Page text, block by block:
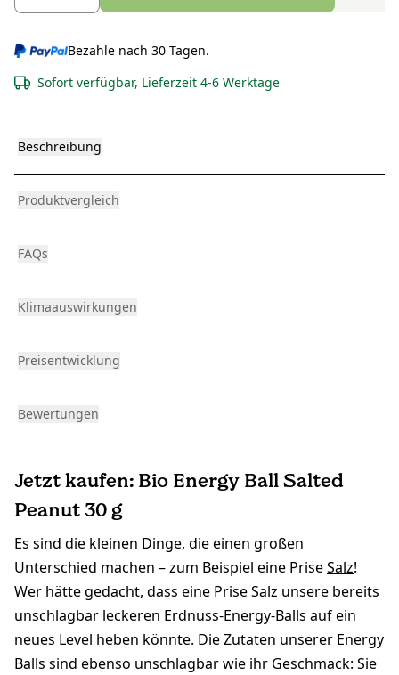
Bezahle nach 30 Tagen.
Sofort verfügbar, Lieferzeit 4-6 Werktage
Beschreibung
Produktvergleich
FAQs
Klimaauswirkungen
Preisentwicklung
Bewertungen
Jetzt kaufen: Bio Energy Ball Salted
Peanut 30 g
Es sind die kleinen Dinge, die einen großen
Unterschied machen – zum Beispiel eine PriseSalz!
Wer hätte gedacht, dass eine Prise Salz unsere bereits
unschlagbar leckeren Erdnuss-Energy-Balls auf ein
neues Level heben könnte. Die Zutaten unserer Energy
Balls sind ebenso unschlagbar wie ihr Geschmack: Sie